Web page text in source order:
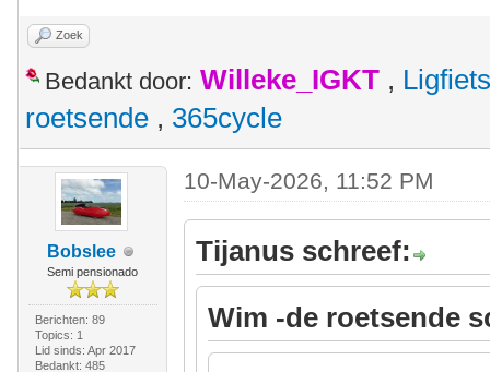
Zoek
Bedankt door: Willeke_IGKT ,
roetsende , 365cycle
Bobslee
Semi pensionado
Berichten: 89
Topics: 1
Lid sinds: Apr 2017
Bedankt: 485
10-May-2026, 11:52 PM
Tijanus schreef:
Wim -de roetsende